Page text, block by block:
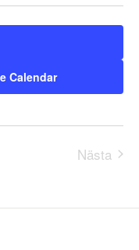
Calendar
Nästa